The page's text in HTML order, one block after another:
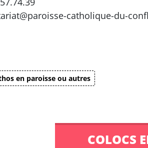
catholique-du-
en paroisse ou autres
COLOCS